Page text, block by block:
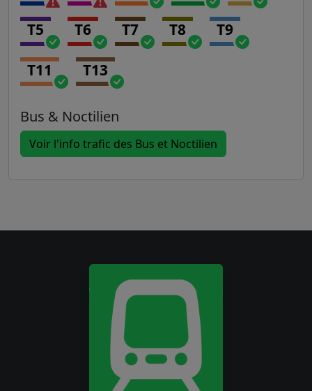
T5 T6 T7 T8 T9
T11 T13
Bus & Noctilien
Voir l'info trafic des Bus et Noctilien